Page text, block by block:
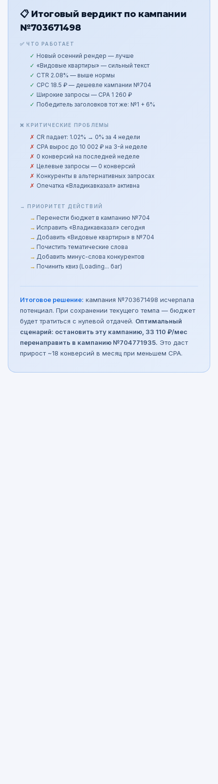
📋 Итоговый вердикт по кампании
№703671498
✅ ЧТО РАБОТАЕТ
Новый осенний рендер — лучше
«Видовые квартиры» — сильный текст
CTR 2.08% — выше нормы
CPC 18.5 ₽ — дешевле кампании №704
Широкие запросы — CPA 1 260 ₽
Победитель заголовков тот же: №1 + 6%
❌ КРИТИЧЕСКИЕ ПРОБЛЕМЫ
CR падает: 1.02% → 0% за 4 недели
CPA вырос до 10 002 ₽ на 3-й неделе
0 конверсий на последней неделе
Целевые запросы — 0 конверсий
Конкуренты в альтернативных запросах
Опечатка «Владикавказал» активна
→ ПРИОРИТЕТ ДЕЙСТВИЙ
Перенести бюджет в кампанию №704
Исправить «Владикавказал» сегодня
Добавить «Видовые квартиры» в №704
Почистить тематические слова
Добавить минус-слова конкурентов
Починить квиз (Loading... баг)
Итоговое решение: кампания №703671498 исчерпала
потенциал. При сохранении текущего темпа — бюджет
будет тратиться с нулевой отдачей. Оптимальный
сценарий: остановить эту кампанию, 33 110 ₽/мес
перенаправить в кампанию №704771935. Это даст
прирост ~18 конверсий в месяц при меньшем CPA.